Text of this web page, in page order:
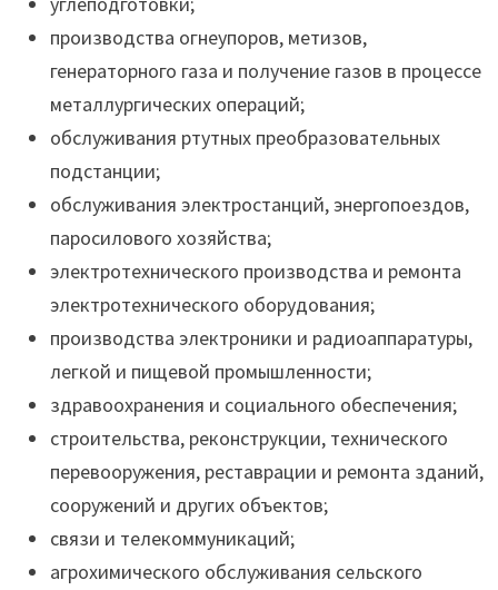
производства огнеупоров, метизов,
генераторного газа и получение газов в процессе
металлургических операций;
обслуживания ртутных преобразовательных
подстанции;
обслуживания электростанций, энергопоездов,
паросилового хозяйства;
электротехнического производства и ремонта
электротехнического оборудования;
производства электроники и радиоаппаратуры,
легкой и пищевой промышленности;
здравоохранения и социального обеспечения;
строительства, реконструкции, технического
перевооружения, реставрации и ремонта зданий,
сооружений и других объектов;
связи и телекоммуникаций;
агрохимического обслуживания сельского